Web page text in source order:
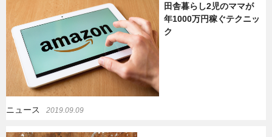
田舎暮らし2児のママが
年1000万円稼ぐテクニッ
ク
ニュース 2019.09.09